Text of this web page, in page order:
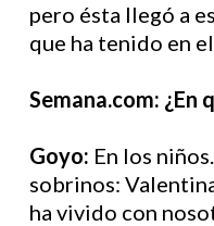
pero ésta llegó a
que ha tenido en
Semana.com: ¿En
Goyo: En los
sobrinos:
ha vivido con